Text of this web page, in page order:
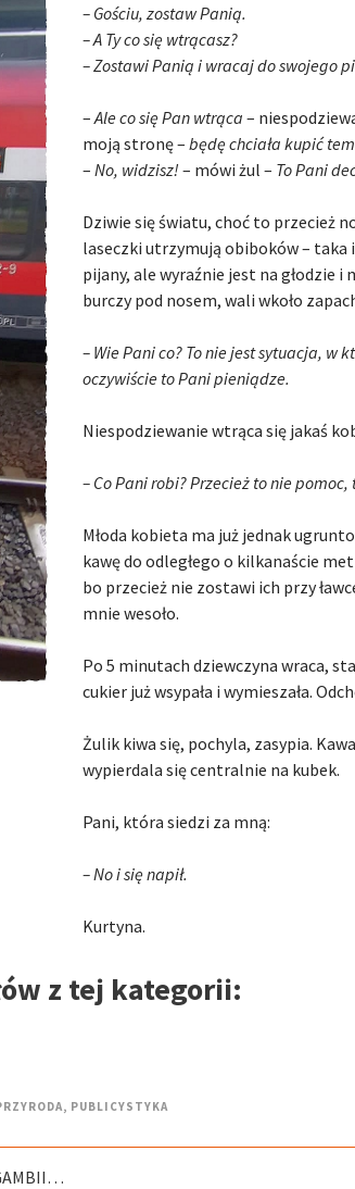
– Gościu, zostaw Panią.
– A Ty co się wtrącasz?
– Zostawi Panią i wracaj do swojego
– Ale co się Pan wtrąca –
moją stronę – będę chciała kupić
– No, widzisz! – mówi żul – To Pani
Dziwie się światu, choć to przecież
laseczki utrzymują obiboków – taka
pijany, ale wyraźnie jest na głodzie i
burczy pod nosem, wali wkoło
– Wie Pani co? To nie jest sytuacja, w
oczywiście to Pani pieniądze.
Niespodziewanie wtrąca się jakaś
– Co Pani robi? Przecież to nie
Młoda kobieta ma już jednak
kawę do odległego o kilkanaście
bo przecież nie zostawi ich przy
mnie wesoło.
Po 5 minutach dziewczyna wraca,
cukier już wsypała i wymieszała.
Żulik kiwa się, pochyla, zasypia.
wypierdala się centralnie na kubek.
Pani, która siedzi za mną:
– No i się napił.
Kurtyna.
z tej kategorii:
, PUBLICYSTYKA